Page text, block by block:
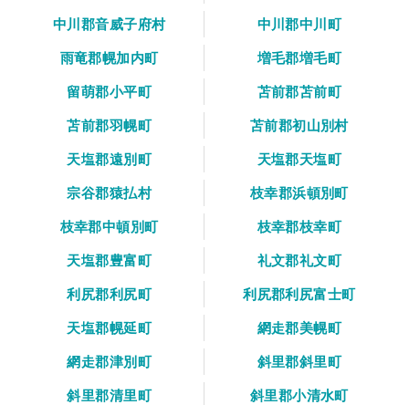
中川郡音威子府村
中川郡中川町
雨竜郡幌加内町
増毛郡増毛町
留萌郡小平町
苫前郡苫前町
苫前郡羽幌町
苫前郡初山別村
天塩郡遠別町
天塩郡天塩町
宗谷郡猿払村
枝幸郡浜頓別町
枝幸郡中頓別町
枝幸郡枝幸町
天塩郡豊富町
礼文郡礼文町
利尻郡利尻町
利尻郡利尻富士町
天塩郡幌延町
網走郡美幌町
網走郡津別町
斜里郡斜里町
斜里郡清里町
斜里郡小清水町